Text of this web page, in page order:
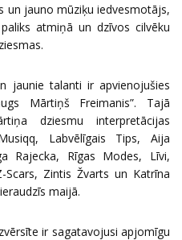
un jauno mūziķu iedvesmotājs,
atmiņā un dzīvos cilvēku
jaunie talanti ir apvienojušies
Mārtiņš Freimanis”. Tajā
dziesmu interpretācijas
Labvēlīgais Tips, Aija
Rajecka, Rīgas Modes, Līvi,
Scars, Zintis Žvarts un Katrīna
maijā.
ir sagatavojusi apjomīgu